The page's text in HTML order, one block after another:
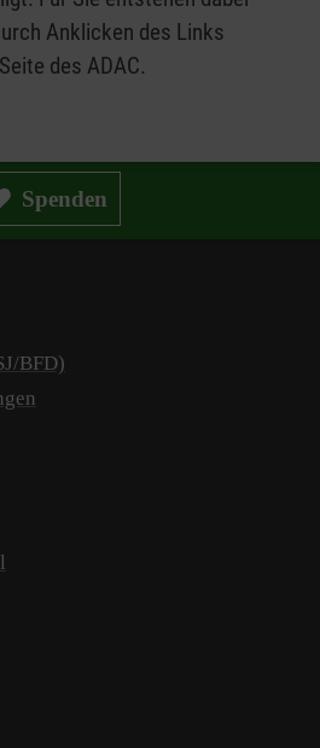
Anklicken des Links
des ADAC.
Spenden
BFD)